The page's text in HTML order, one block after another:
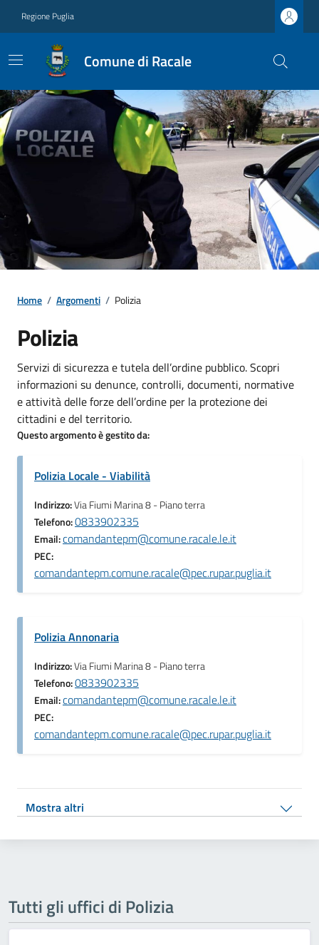
Regione Puglia
Comune di Racale
Home / Argomenti / Polizia
Polizia
Servizi di sicurezza e tutela dell’ordine pubblico. Scopri
informazioni su denunce, controlli, documenti, normative
e attività delle forze dell’ordine per la protezione dei
cittadini e del territorio.
Questo argomento è gestito da:
Polizia Locale - Viabilità
Indirizzo:Via Fiumi Marina 8 - Piano terra
Telefono:0833902335
Email:comandantepm@comune.racale.le.it
PEC:
comandantepm.comune.racale@pec.rupar.puglia.it
Polizia Annonaria
Indirizzo:Via Fiumi Marina 8 - Piano terra
Telefono:0833902335
Email:comandantepm@comune.racale.le.it
PEC:
comandantepm.comune.racale@pec.rupar.puglia.it
Mostra altri
Tutti gli uffici di Polizia